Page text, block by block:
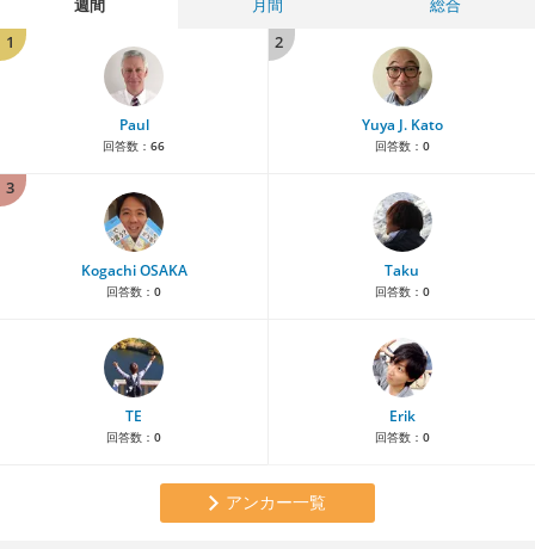
1
Paul
回答数： 66
2
Yuya J. Kato
回答数： 0
3
Kogachi OSAKA
回答数： 0
Taku
回答数： 0
TE
回答数： 0
Erik
回答数： 0
アンカー一覧